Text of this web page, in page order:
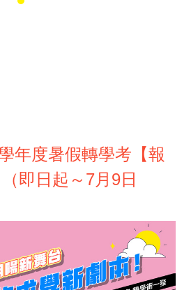
年度暑假轉學考【報
即日起～7月9日